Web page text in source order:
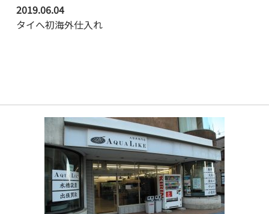
2019.06.04
タイへ初海外仕入れ